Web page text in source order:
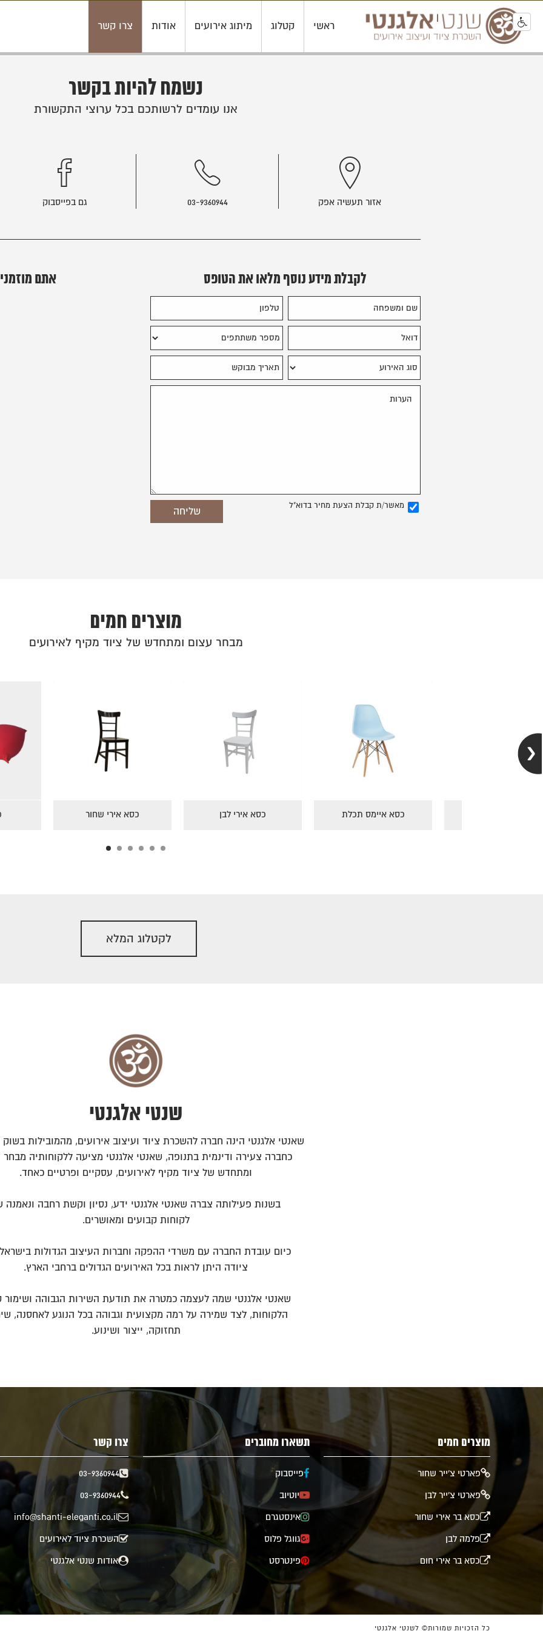
ראשי קטלוג מיתוג אירועים אודות צרו קשר
נשמח להיות בקשר
אנו עומדים לרשותכם בכל ערוצי התקשורת
אזור תעשיה אפק 03-9360944 גם בפייסבוק
לקבלת מידע נוסף מלאו את הטופס
מאשר/ת קבלת הצעת מחיר בדוא"ל
אתם
מוצרים חמים
מבחר עצום ומתחדש של ציוד מקיף לאירועים
כסא כסא אירי לבן כסא איימס תכלת כסא איימס אפור
לקטלוג המלא
שנטי אלגנטי
שאנטי אלגנטי הינה חברה להשכרת ציוד ועיצוב אירועים, מהמובילות בשוק
כחברה צעירה ודינמית בתנופה, שאנטי אלגנטי מציעה ללקוחותיה מבחר
ומתחדש של ציוד מקיף לאירועים, עסקיים ופרטיים כאחד.
בשנות פעילותה צברה שאנטי אלגנטי ידע, נסיון וקשת רחבה ונאמנה
לקוחות קבועים ומאושרים.
כיום עובדת החברה עם משרדי ההפקה וחברות העיצוב הגדולות
ציודה היתן לראות בכל האירועים הגדולים ברחבי הארץ.
שאנטי אלגנטי שמה לעצמה כמטרה את תודעת השירות הגבוהה ושימור
הלקוחות, לצד שמירה על רמה מקצועית וגבוהה בכל הנוגע לאחסנה,
תחזוקה, ייצור ושינוע.
מוצרים חמים
​פארטי צ'ייר שחור
פארטי צ'ייר לבן
כסא בר אירי שחור
פלמה לבן
כסא בר אירי חום
תשארו מחוברים
פייסבוק
יוטיוב
אינסטגרם
גווגל פלוס
פינטרסט
צרו קשר
03-9360944
03-9360944
info@shanti-eleganti.co.il
השכרת ציוד לאירועים
אודות שנטי אלגנטי
כל הזכויות שמורות© לשנטי אלגנטי